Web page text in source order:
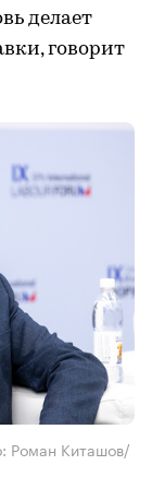
делает
говорит
Роман Киташов/